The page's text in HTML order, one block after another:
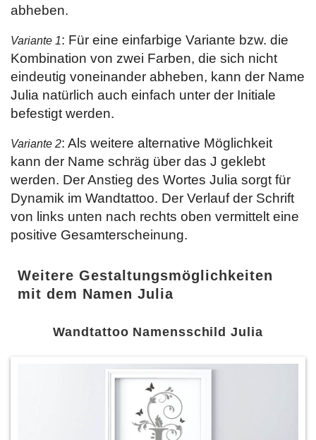
abheben.
Variante 1: Für eine einfarbige Variante bzw. die
Kombination von zwei Farben, die sich nicht
eindeutig voneinander abheben, kann der Name
Julia natürlich auch einfach unter der Initiale
befestigt werden.
Variante 2: Als weitere alternative Möglichkeit
kann der Name schräg über das J geklebt
werden. Der Anstieg des Wortes Julia sorgt für
Dynamik im Wandtattoo. Der Verlauf der Schrift
von links unten nach rechts oben vermittelt eine
positive Gesamterscheinung.
Weitere Gestaltungsmöglichkeiten
mit dem Namen Julia
Wandtattoo Namensschild Julia